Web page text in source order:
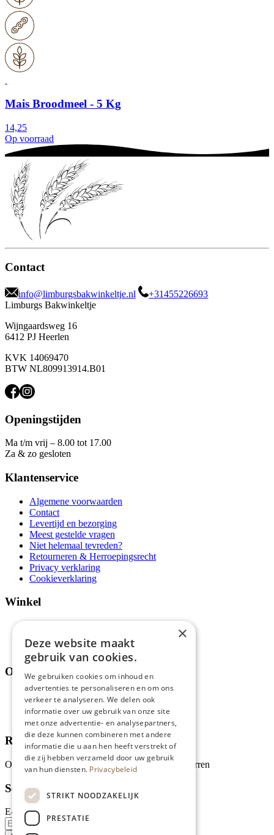
Mais Broodmeel - 5 Kg
14,25
Op voorraad
Contact
info@limburgsbakwinkeltje.nl
+31455226693
Limburgs Bakwinkeltje
Wijngaardsweg 16
6412 PJ Heerlen
KVK 14069470
BTW NL809913914.B01
Openingstijden
Ma t/m vrij – 8.00 tot 17.00
Za & zo gesloten
Klantenservice
Algemene voorwaarden
Contact
Levertijd en bezorging
Meest gestelde vragen
Niet helemaal tevreden?
Retourneren & Herroepingsrecht
Privacy verklaring
Cookieverklaring
Winkel
Assortiment
Thema's
Over ons
Wie zijn wij?
Recepten
Tips
Recensies
Onze klanten waarderen ons met 4.9 van de 5 sterren
Schrijf je in voor onze nieuwsbrief
E-mailadres
×
Deze website maakt
gebruik van cookies.
We gebruiken cookies om inhoud en
advertenties te personaliseren en om ons
verkeer te analyseren. We delen ook
informatie over uw gebruik van onze site
met onze advertentie- en analysepartners,
die deze kunnen combineren met andere
informatie die u aan hen heeft verstrekt of
die zij hebben verzameld door uw gebruik
van hun diensten. Privacybeleid
STRIKT NOODZAKELIJK
PRESTATIE